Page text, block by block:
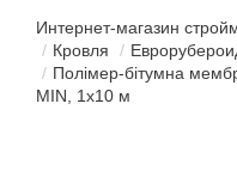
Интернет-магазин
Кровля
Полімер-бітумна
MIN, 1х10 м